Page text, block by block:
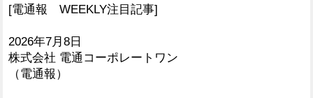
[電通報 WEEKLY注目記事]
2026年7月8日
株式会社 電通コーポレートワン
（電通報）